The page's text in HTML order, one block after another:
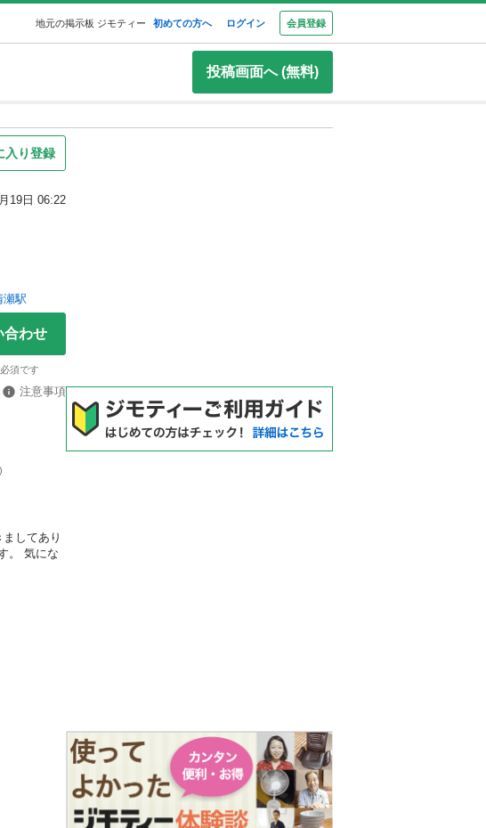
地元の掲示板 ジモティー 初めての方へ ログイン 会員登録
投稿画面へ (無料)
入り登録
19日 06:22
瀬駅
合わせ
須です
注意事項
)
してあり
。 気にな